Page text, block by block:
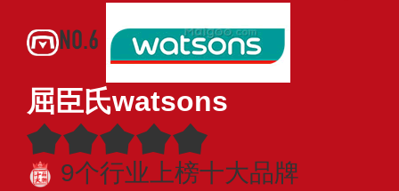
NO.6
屈臣氏watsons
9个行业上榜十大品牌